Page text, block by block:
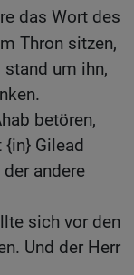
das Wort des
Thron sitzen,
um ihn,
betören,
Gilead
andere
sich vor den
Und der Herr